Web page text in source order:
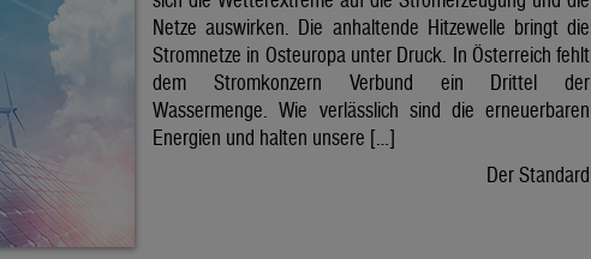
Netze auswirken. Die anhaltende Hitzewelle bringt die
Stromnetze in Osteuropa unter Druck. In Österreich fehlt
dem Stromkonzern Verbund ein Drittel der
Wassermenge. Wie verlässlich sind die erneuerbaren
Energien und halten unsere […]
Der Standard